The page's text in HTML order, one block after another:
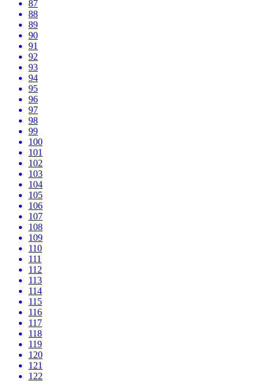
87
88
89
90
91
92
93
94
95
96
97
98
99
100
101
102
103
104
105
106
107
108
109
110
111
112
113
114
115
116
117
118
119
120
121
122